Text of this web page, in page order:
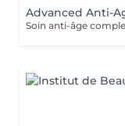
Advanced Anti-